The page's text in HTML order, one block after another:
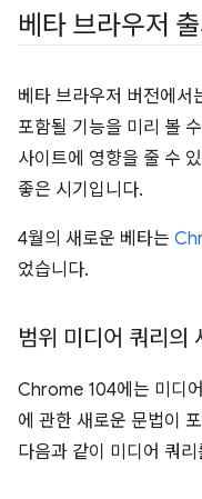
베타 브라우저 출
베타 브라우저 버전에서
포함될 기능을 미리 볼
사이트에 영향을 줄 수
좋은 시기입니다.
4월의 새로운 베타는
었습니다.
범위 미디어 쿼리의
Chrome 104에는 미디
에 관한 새로운 문법이
다음과 같이 미디어 쿼